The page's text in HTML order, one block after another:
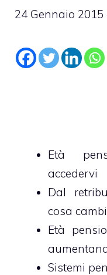
24 Gennaio 2015
Età
accedervi
Dal
cosa
Età
Sistemi